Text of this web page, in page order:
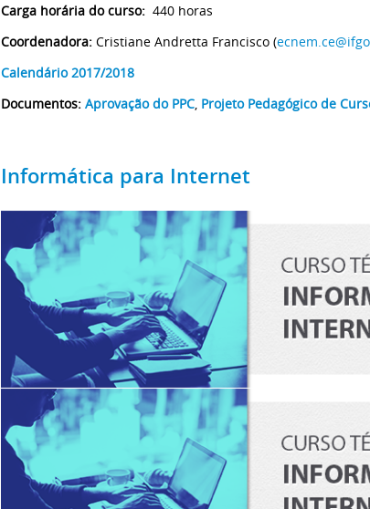
Carga horária do curso: 440 horas
Coordenadora: Cristiane Andretta Francisco (
Calendário 2017/2018
Documentos: Aprovação do PPC Projeto Pedagógico de
Informática para Internet